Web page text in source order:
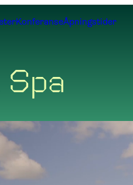
KonferanseÅpningstider